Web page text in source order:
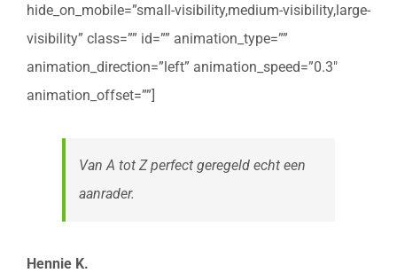
hide_on_mobile=”small-visibility,medium-visibility,large-
visibility” class=”” id=”” animation_type=””
animation_direction=”left” animation_speed=”0.3″
animation_offset=””]
Van A tot Z perfect geregeld echt een
aanrader.
Hennie K.